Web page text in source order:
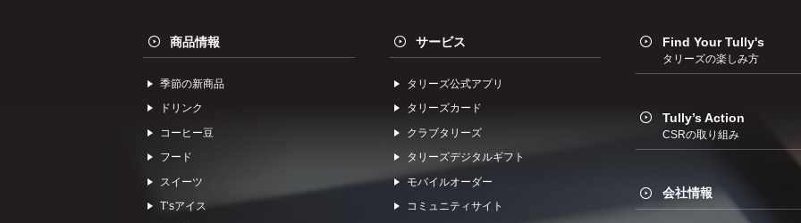
商品情報
季節の新商品
ドリンク
コーヒー⾖
フード
スイーツ
Tʼsアイス
サービス
タリーズ公式アプリ
タリーズカード
クラブタリーズ
タリーズデジタルギフト
モバイルオーダー
コミュニティサイト
Find Your Tully's
タリーズの楽しみ方
Tully’s Action
CSRの取り組み
会社情報